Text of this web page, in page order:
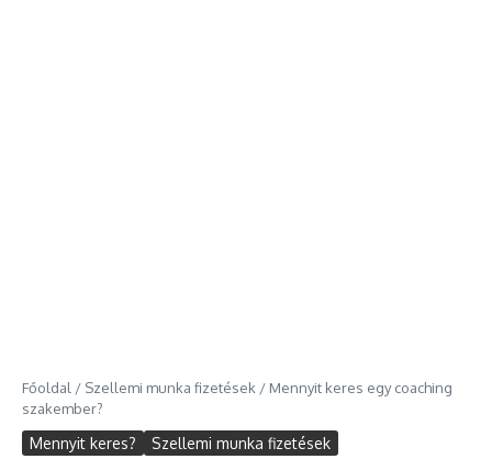
Főoldal / Szellemi munka fizetések / Mennyit keres egy coaching
szakember?
Mennyit keres? Szellemi munka fizetések